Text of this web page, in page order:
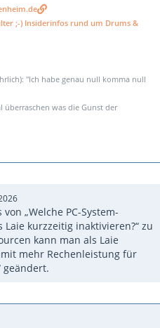
;-) Insiderinfos rund um Drums &
"Ich habe genau null komma null
überraschen was die Gunst der
„Welche PC-System-
Laie kurzzeitig inaktivieren?“ zu
kann man als Laie
mehr Rechenleistung für
geändert.